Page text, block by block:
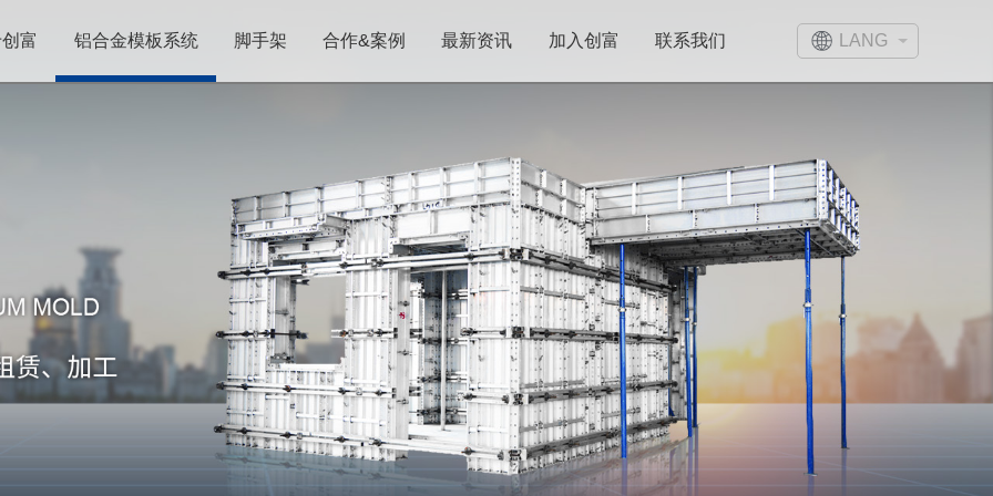
富 铝合金模板系统 脚手架 合作&案例 最新资讯 加入创富 联系我们 LANG